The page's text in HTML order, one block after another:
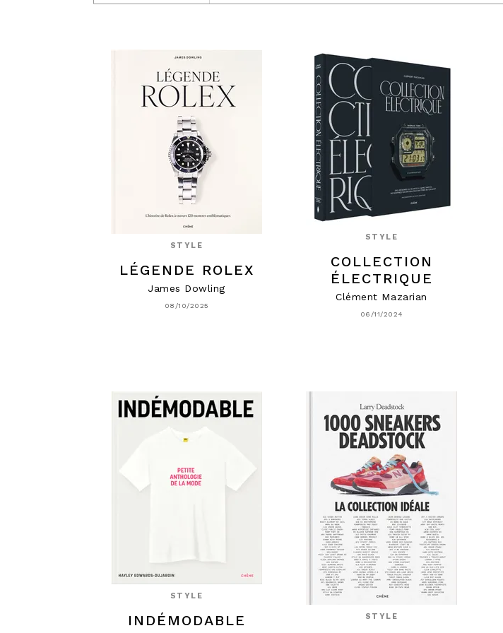
STYLE
LÉGENDE ROLEX
James Dowling
08/10/2025
STYLE
COLLECTION
ÉLECTRIQUE
Clément Mazarian
06/11/2024
STYLE
INDÉMODABLE STYLE